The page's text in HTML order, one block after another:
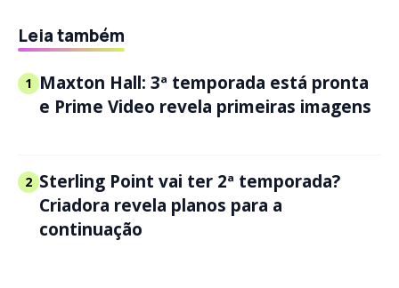
Leia também
1 Maxton Hall: 3ª temporada está pronta
e Prime Video revela primeiras imagens
2 Sterling Point vai ter 2ª temporada?
Criadora revela planos para a
continuação